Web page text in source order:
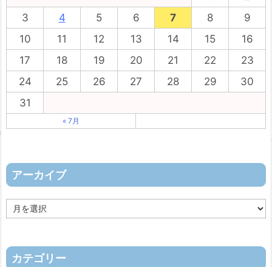
3
4 5 6 7 8
9
10
11 12 13 14 15
16
17
18 19 20 21 22
23
24
25 26 27 28 29
30
31
« 7月
アーカイブ
ー
ブ
カテゴリー